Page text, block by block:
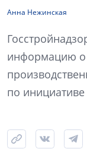
Анна Нежинская
информацию о
по